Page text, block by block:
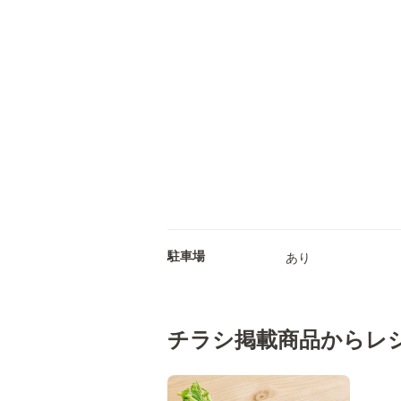
駐車場 あり
チラシ掲載商品からレ